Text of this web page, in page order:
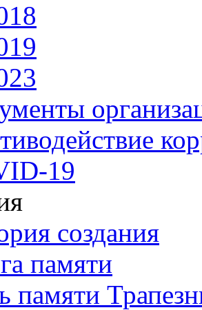
19
создания
памяти
памяти